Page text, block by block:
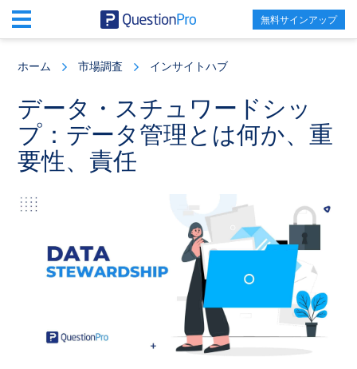
content
sidebar
無料サインアップ
ホーム 市場調査 インサイトハブ
データ・スチュワードシッ
プ：データ管理とは何か、重
要性、責任